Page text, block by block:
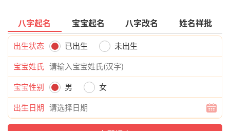
八字起名 宝宝起名 八字改名 姓名祥批
出生状态 已出生 未出生
宝宝姓氏
宝宝性别 男 女
出生日期